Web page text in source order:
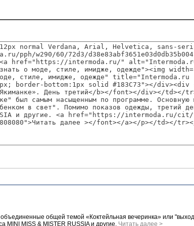
общей темой «Коктейльная вечеринка» или
MINI MISS & MISTER RUSSIA и другие. Читать далее >